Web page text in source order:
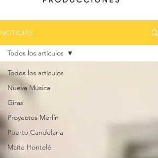
NOTICIAS
Todos los artículos
Nueva Música
Giras
Proyectos Merlín
Puerto Candelaria
Maite Hontelé
Todos los artículos